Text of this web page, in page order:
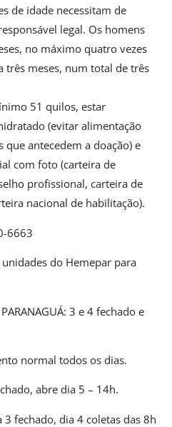
de idade necessitam de
legal. Os homens
no máximo quatro vezes
três meses, num total de três
51 quilos, estar
(evitar alimentação
antecedem a doação) e
com foto (carteira de
profissional, carteira de
nacional de habilitação).
6663
do Hemepar para
3 e 4 fechado e
normal todos os dias.
abre dia 5 – 14h.
3 fechado, dia 4 coletas das 8h